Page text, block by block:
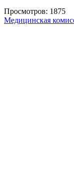
Просмотров: 1875
Медицинская